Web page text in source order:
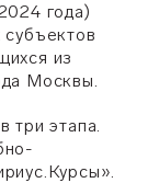
года)
субъектов
из
Москвы.
три этапа.